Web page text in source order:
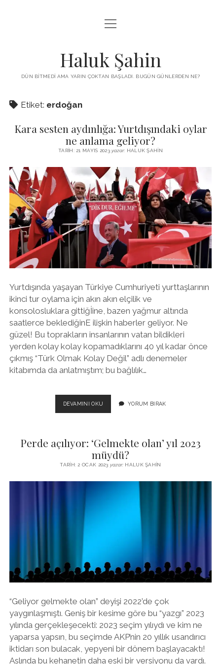
KUTUP YILDIZI
MENDIREK YAZILARI
İYI YAŞAM VE MUTLULUK ÜZERINE
BABIALI’DE CINAYET
BIZ KIMIZ?
DERS NOTLARI – LECTURE NOTES
MED 532 SPRING ‘25
YAZMADAN EDEMEDIM
HABERLER / NEWS
twitterfacebook
instagram
menüyü
aç
Haluk Şahin
DÜN BITMEDI AMA YARIN ÇOKTAN BAŞLADI. BUGÜN GÜNLERDEN NE?
Etiket: erdoğan
Kara sesten aydınlığa: Yurtdışındaki oylar
ne anlama geliyor?
TARIH: 21 MAYIS 2023yazar: HALUK ŞAHIN
Yurtdışında yaşayan Türkiye Cumhuriyeti yurttaşlarının
ikinci tur oylama için akın akın elçilik ve
konsolosluklara gittiğİine, bazen yağmur altında
saatlerce beklediğinE ilişkin haberler geliyor. Ne
güzel! Bu toprakların insanlarının vatan bildikleri
yerden kolay kolay kopamadıklarını 40 yıl kadar önce
çıkmış “Türk Olmak Kolay Değil” adlı denemeler
kitabımda da anlatmıştım; bu bağlılık…
DEVAMINI OKU
SESTEN
OYLAR
ANLAMA
GELIYOR?
YORUM BIRAK
Perde açılıyor: ‘Gelmekte olan’ yıl 2023
müydü?
TARIH: 2 OCAK 2023yazar: HALUK ŞAHIN
“Geliyor gelmekte olan” deyişi 2022’de çok
yaygınlaşmıştı. Geniş bir kesime göre bu “yazgı” 2023
yılında gerçekleşecekti: 2023 seçim yılıydı ve kim ne
yaparsa yapsın, bu seçimde AKP’nin 20 yıllık usandırıcı
iktidarı son bulacak, yepyeni bir dönem başlayacaktı!
Aslında bu kehanetin daha eski bir versiyonu da vardı.